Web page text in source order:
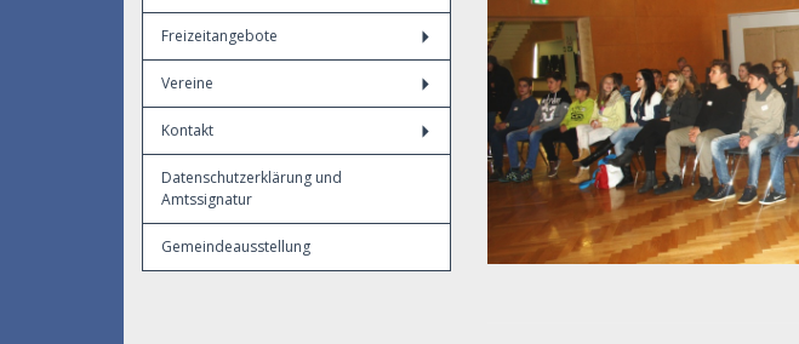
Freizeitangebote
Vereine
Kontakt
Datenschutzerklärung und
Amtssignatur
Gemeindeausstellung